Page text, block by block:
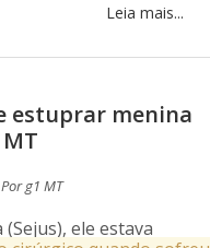
Leia mais...
estuprar menina
Por g1 MT
ele estava